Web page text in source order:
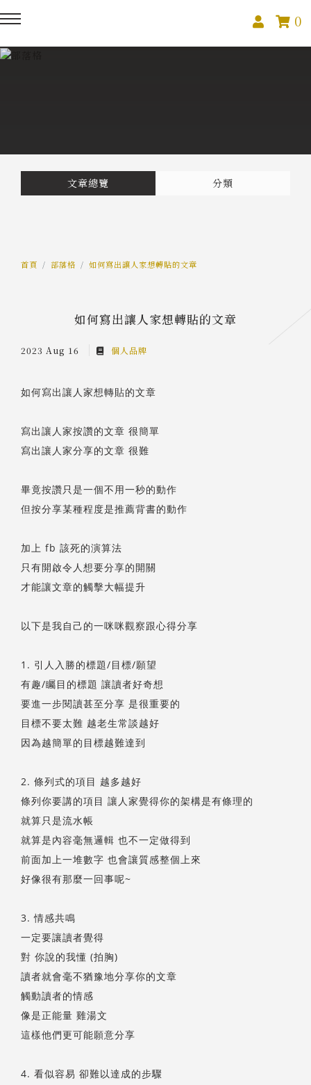
0
預約服務
影像紀錄
我的作品
文章總覽 分類
首頁 部落格 如何寫出讓人家想轉貼的文章
如何寫出讓人家想轉貼的文章
2023 Aug 16 個人品牌
如何寫出讓人家想轉貼的文章
寫出讓人家按讚的文章 很簡單
寫出讓人家分享的文章 很難
畢竟按讚只是一個不用一秒的動作
但按分享某種程度是推薦背書的動作
加上 fb 該死的演算法
只有開啟令人想要分享的開關
才能讓文章的觸擊大幅提升
以下是我自己的一咪咪觀察跟心得分享
1. 引人入勝的標題/目標/願望
有趣/矚目的標題 讓讀者好奇想
要進一步閱讀甚至分享 是很重要的
目標不要太難 越老生常談越好
因為越簡單的目標越難達到
2. 條列式的項目 越多越好
條列你要講的項目 讓人家覺得你的架構是有條理的
就算只是流水帳
就算是內容毫無邏輯 也不一定做得到
前面加上一堆數字 也會讓質感整個上來
好像很有那麼一回事呢~
3. 情感共鳴
一定要讓讀者覺得
對 你說的我懂 (拍胸)
讀者就會毫不猶豫地分享你的文章
觸動讀者的情感
像是正能量 雞湯文
這樣他們更可能願意分享
4. 看似容易 卻難以達成的步驟